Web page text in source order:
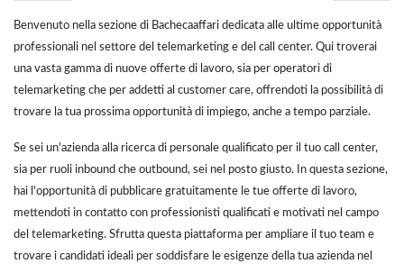
Benvenuto nella sezione di Bachecaaffari dedicata alle ultime opportunità
professionali nel settore del telemarketing e del call center. Qui troverai
una vasta gamma di nuove offerte di lavoro, sia per operatori di
telemarketing che per addetti al customer care, offrendoti la possibilità di
trovare la tua prossima opportunità di impiego, anche a tempo parziale.
Se sei un'azienda alla ricerca di personale qualificato per il tuo call center,
sia per ruoli inbound che outbound, sei nel posto giusto. In questa sezione,
hai l'opportunità di pubblicare gratuitamente le tue offerte di lavoro,
mettendoti in contatto con professionisti qualificati e motivati nel campo
del telemarketing. Sfrutta questa piattaforma per ampliare il tuo team e
trovare i candidati ideali per soddisfare le esigenze della tua azienda nel